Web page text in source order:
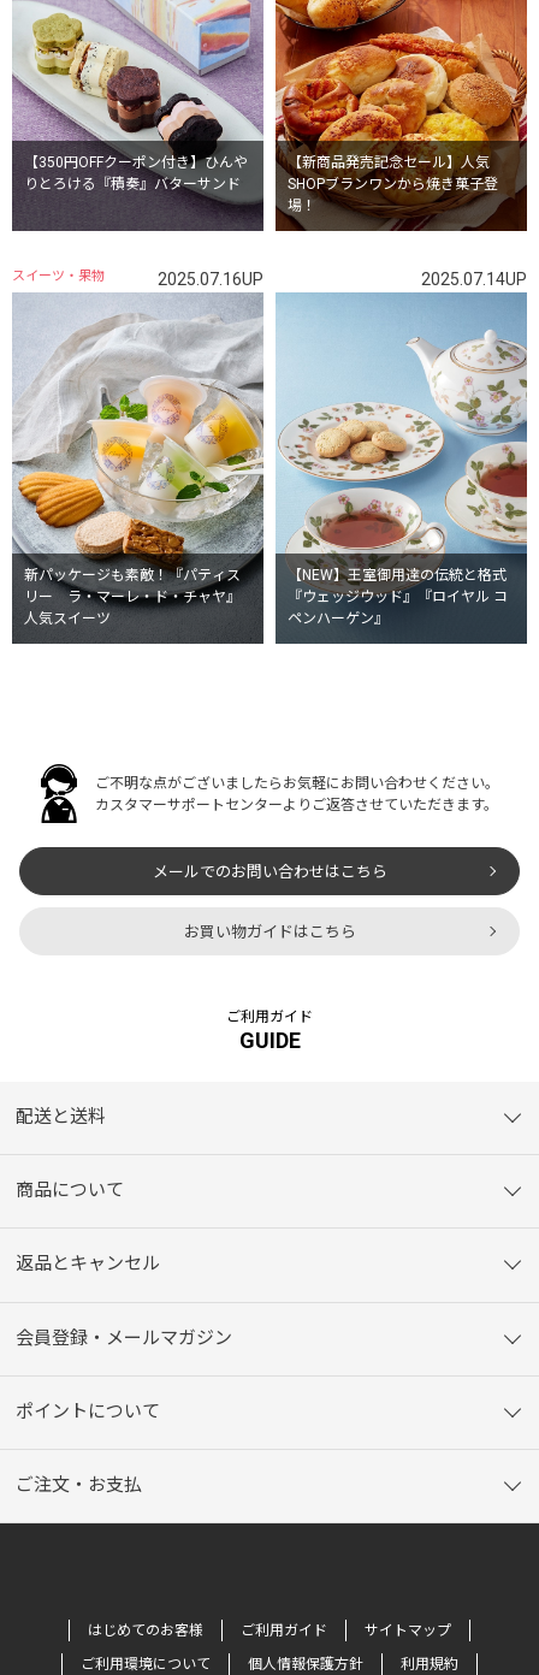
【350円OFFクーポン付き】ひんや
りとろける『積奏』バターサンド
【新商品発売記念セール】人気
SHOPブランワンから焼き菓子登
場！
新パッケージも素敵！『パティス
リー ラ・マーレ・ド・チャヤ』
人気スイーツ
スイーツ・果物 2025.07.16UP
【NEW】王室御用達の伝統と格式
『ウェッジウッド』『ロイヤル コ
ペンハーゲン』
2025.07.14UP
ご不明な点がございましたらお気軽にお問い合わせください。
カスタマーサポートセンターよりご返答させていただきます。
メールでのお問い合わせはこちら
お買い物ガイドはこちら
ご利用ガイド
GUIDE
配送と送料
商品について
返品とキャンセル
会員登録・メールマガジン
ポイントについて
ご注文・お支払
はじめてのお客様 ご利用ガイド
サイトマップ
ご利用環境について
個人情報保護方針 利用規約